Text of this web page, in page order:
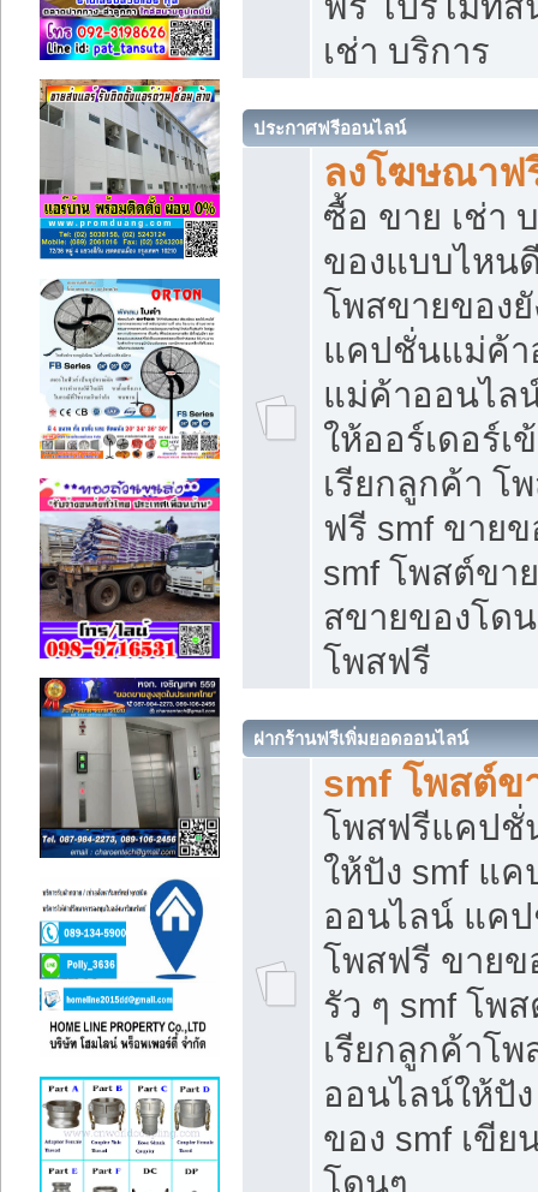
เช่า บริการ
ประกาศฟรีออนไลน์
ลงโฆษณาฟ
ซื้อ ขาย เช่า
ของแบบไหน
โพสขายของยั
แคปชั่นแม่ค้
แม่ค้าออนไล
ให้ออร์เดอร์เ
เรียกลูกค้า โ
ฟรี smf ขาย
smf โพสต์ขา
สขายของโด
โพสฟรี
ฝากร้านฟรีเพิ่มยอดออนไลน์
smf โพสต์ข
โพสฟรีแคปชั่
ให้ปัง smf แ
ออนไลน์ แค
โพสฟรี ขายข
รัว ๆ smf โพ
เรียกลูกค้าโ
ออนไลน์ให้ปั
ของ smf เขี
โดนๆ